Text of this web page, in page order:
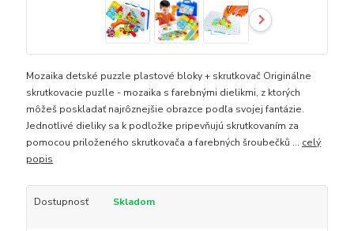
Mozaika detské puzzle plastové bloky + skrutkovač Originálne
skrutkovacie puzlle - mozaika s farebnými dielikmi, z ktorých
môžeš poskladať najrôznejšie obrazce podľa svojej fantázie.
Jednotlivé dieliky sa k podložke pripevňujú skrutkovaním za
pomocou priloženého skrutkovača a farebných šroubečků ... celý
popis
Dostupnosť Skladom